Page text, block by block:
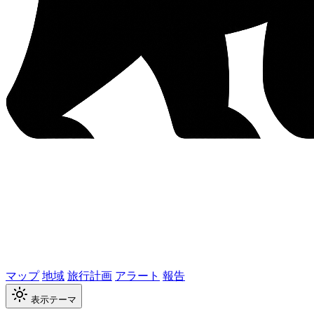
マップ地域旅行計画 アラート 報告
表示テーマ